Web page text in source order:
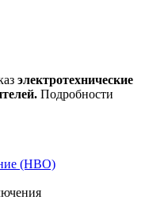
электротехнические
Подробности
(НВО)